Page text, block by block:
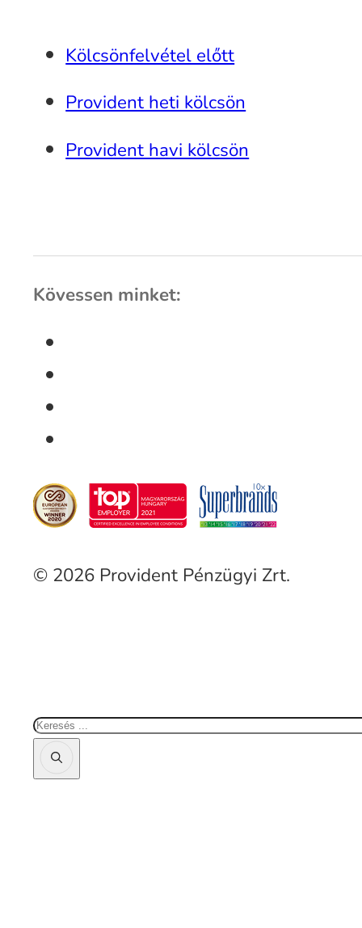
Kölcsönfelvétel előtt
Provident heti kölcsön
Provident havi kölcsön
Kövessen minket:
© 2026 Provident Pénzügyi Zrt.
Keresés